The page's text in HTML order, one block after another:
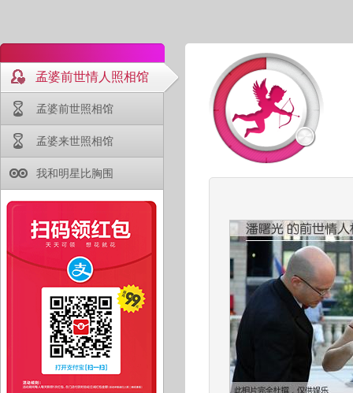
孟婆前世情人照相馆
孟婆前世照相馆
孟婆来世照相馆
我和明星比胸围